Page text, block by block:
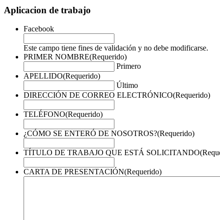
Aplicacion de trabajo
Facebook
Este campo tiene fines de validación y no debe modificarse.
PRIMER NOMBRE(Requerido)
Primero
APELLIDO(Requerido)
Último
DIRECCIÓN DE CORREO ELECTRÓNICO(Requerido)
TELÉFONO(Requerido)
¿CÓMO SE ENTERÓ DE NOSOTROS?(Requerido)
TÍTULO DE TRABAJO QUE ESTÁ SOLICITANDO
CARTA DE PRESENTACIÓN(Requerido)